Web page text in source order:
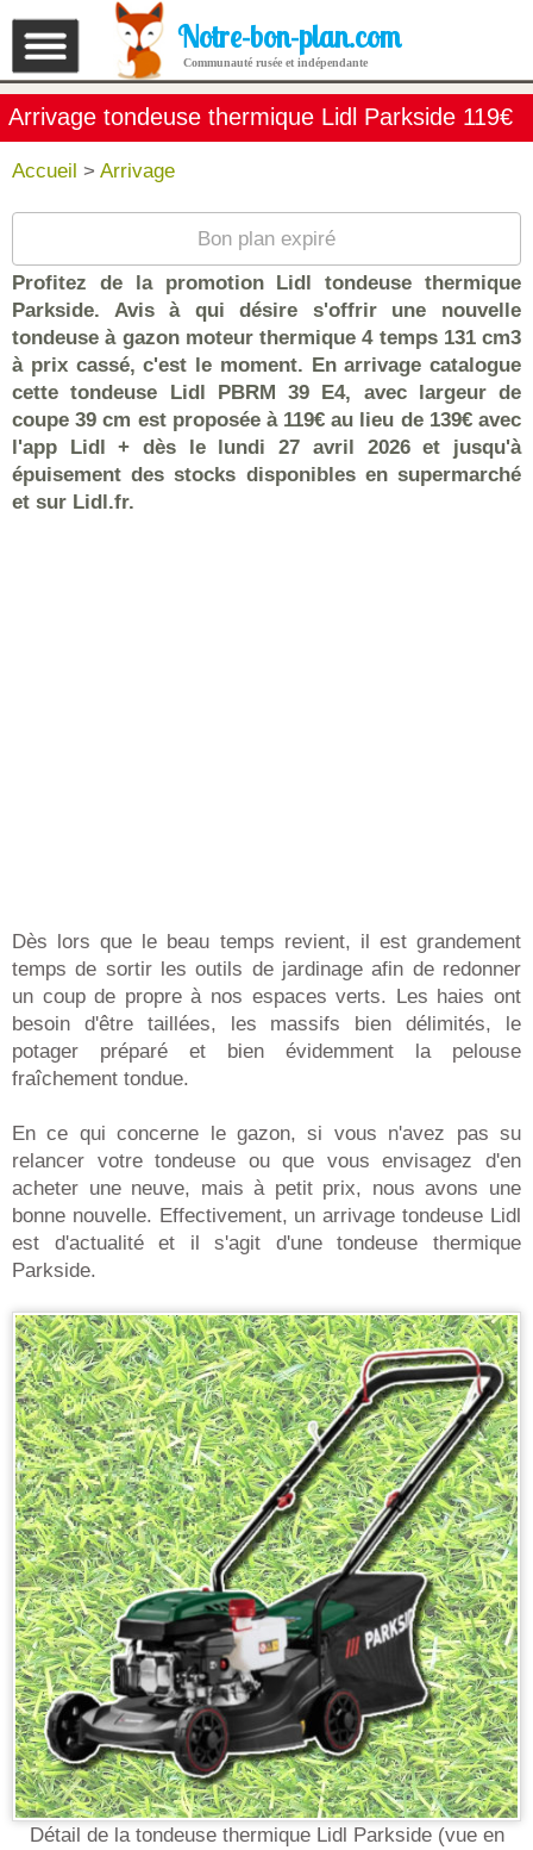
Notre-bon-plan.com
Communauté rusée et indépendante
Arrivage tondeuse thermique Lidl Parkside 119€
Accueil > Arrivage
Bon plan expiré
Profitez de la promotion Lidl tondeuse thermique
Parkside. Avis à qui désire s'offrir une nouvelle
tondeuse à gazon moteur thermique 4 temps 131 cm3
à prix cassé, c'est le moment. En arrivage catalogue
cette tondeuse Lidl PBRM 39 E4, avec largeur de
coupe 39 cm est proposée à 119€ au lieu de 139€ avec
l'app Lidl + dès le lundi 27 avril 2026 et jusqu'à
épuisement des stocks disponibles en supermarché
et sur Lidl.fr.
Dès lors que le beau temps revient, il est grandement
temps de sortir les outils de jardinage afin de redonner
un coup de propre à nos espaces verts. Les haies ont
besoin d'être taillées, les massifs bien délimités, le
potager préparé et bien évidemment la pelouse
fraîchement tondue.
En ce qui concerne le gazon, si vous n'avez pas su
relancer votre tondeuse ou que vous envisagez d'en
acheter une neuve, mais à petit prix, nous avons une
bonne nouvelle. Effectivement, un arrivage tondeuse Lidl
est d'actualité et il s'agit d'une tondeuse thermique
Parkside.
Détail de la tondeuse thermique Lidl Parkside (vue en